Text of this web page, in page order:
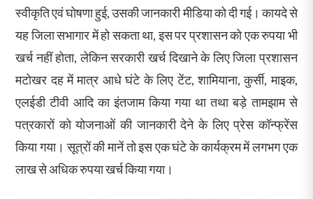
स्वीकृति एवं घोषणा हुई, उसकी जानकारी मीडिया को दी गई। कायदे से
यह जिला सभागार में हो सकता था, इस पर प्रशासन को एक रुपया भी
खर्च नहीं होता, लेकिन सरकारी खर्च दिखाने के लिए जिला प्रशासन
मटोखर दह में मात्र आधे घंटे के लिए टेंट, शामियाना, कुर्सी, माइक,
एलईडी टीवी आदि का इंतजाम किया गया था तथा बड़े तामझाम से
पत्रकारों को योजनाओं की जानकारी देने के लिए प्रेस कॉन्फ्रेंस
किया गया। सूत्रों की मानें तो इस एक घंटे के कार्यक्रम में लगभग एक
लाख से अधिक रुपया खर्च किया गया।